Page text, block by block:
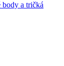
body a tričká